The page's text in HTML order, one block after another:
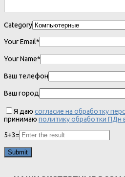
Category
Your Email*
Your Name*
Ваш телефон
Ваш город
Я даю согласие на обработку
принимаю политику обработки ПДн
5+3=